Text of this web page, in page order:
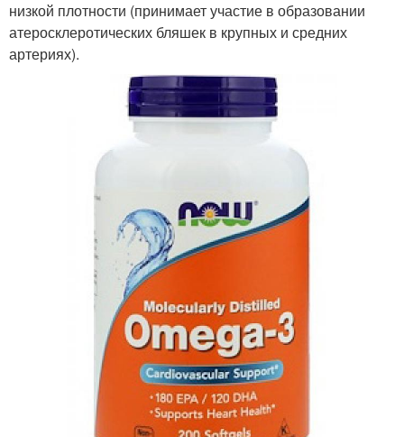
низкой плотности (принимает участие в образовании
атеросклеротических бляшек в крупных и средних
артериях).